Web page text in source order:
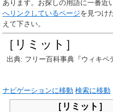
あります。お探しの用語に一番近
へリンクしているページを見つけ
えて下さい。
［リミット］
出典: フリー百科事典『ウィキ
ナビゲーションに移動 検索に移動
［リミット］